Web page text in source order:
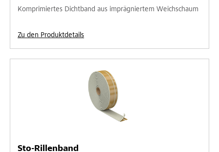
Komprimiertes Dichtband aus imprägniertem Weichschaum
Zu den Produktdetails
Sto-Rillenband